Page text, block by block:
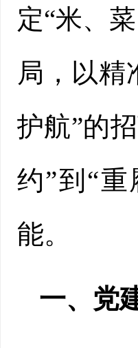
定“米、
局，以精
护航”的
约”到“
能。
一、党